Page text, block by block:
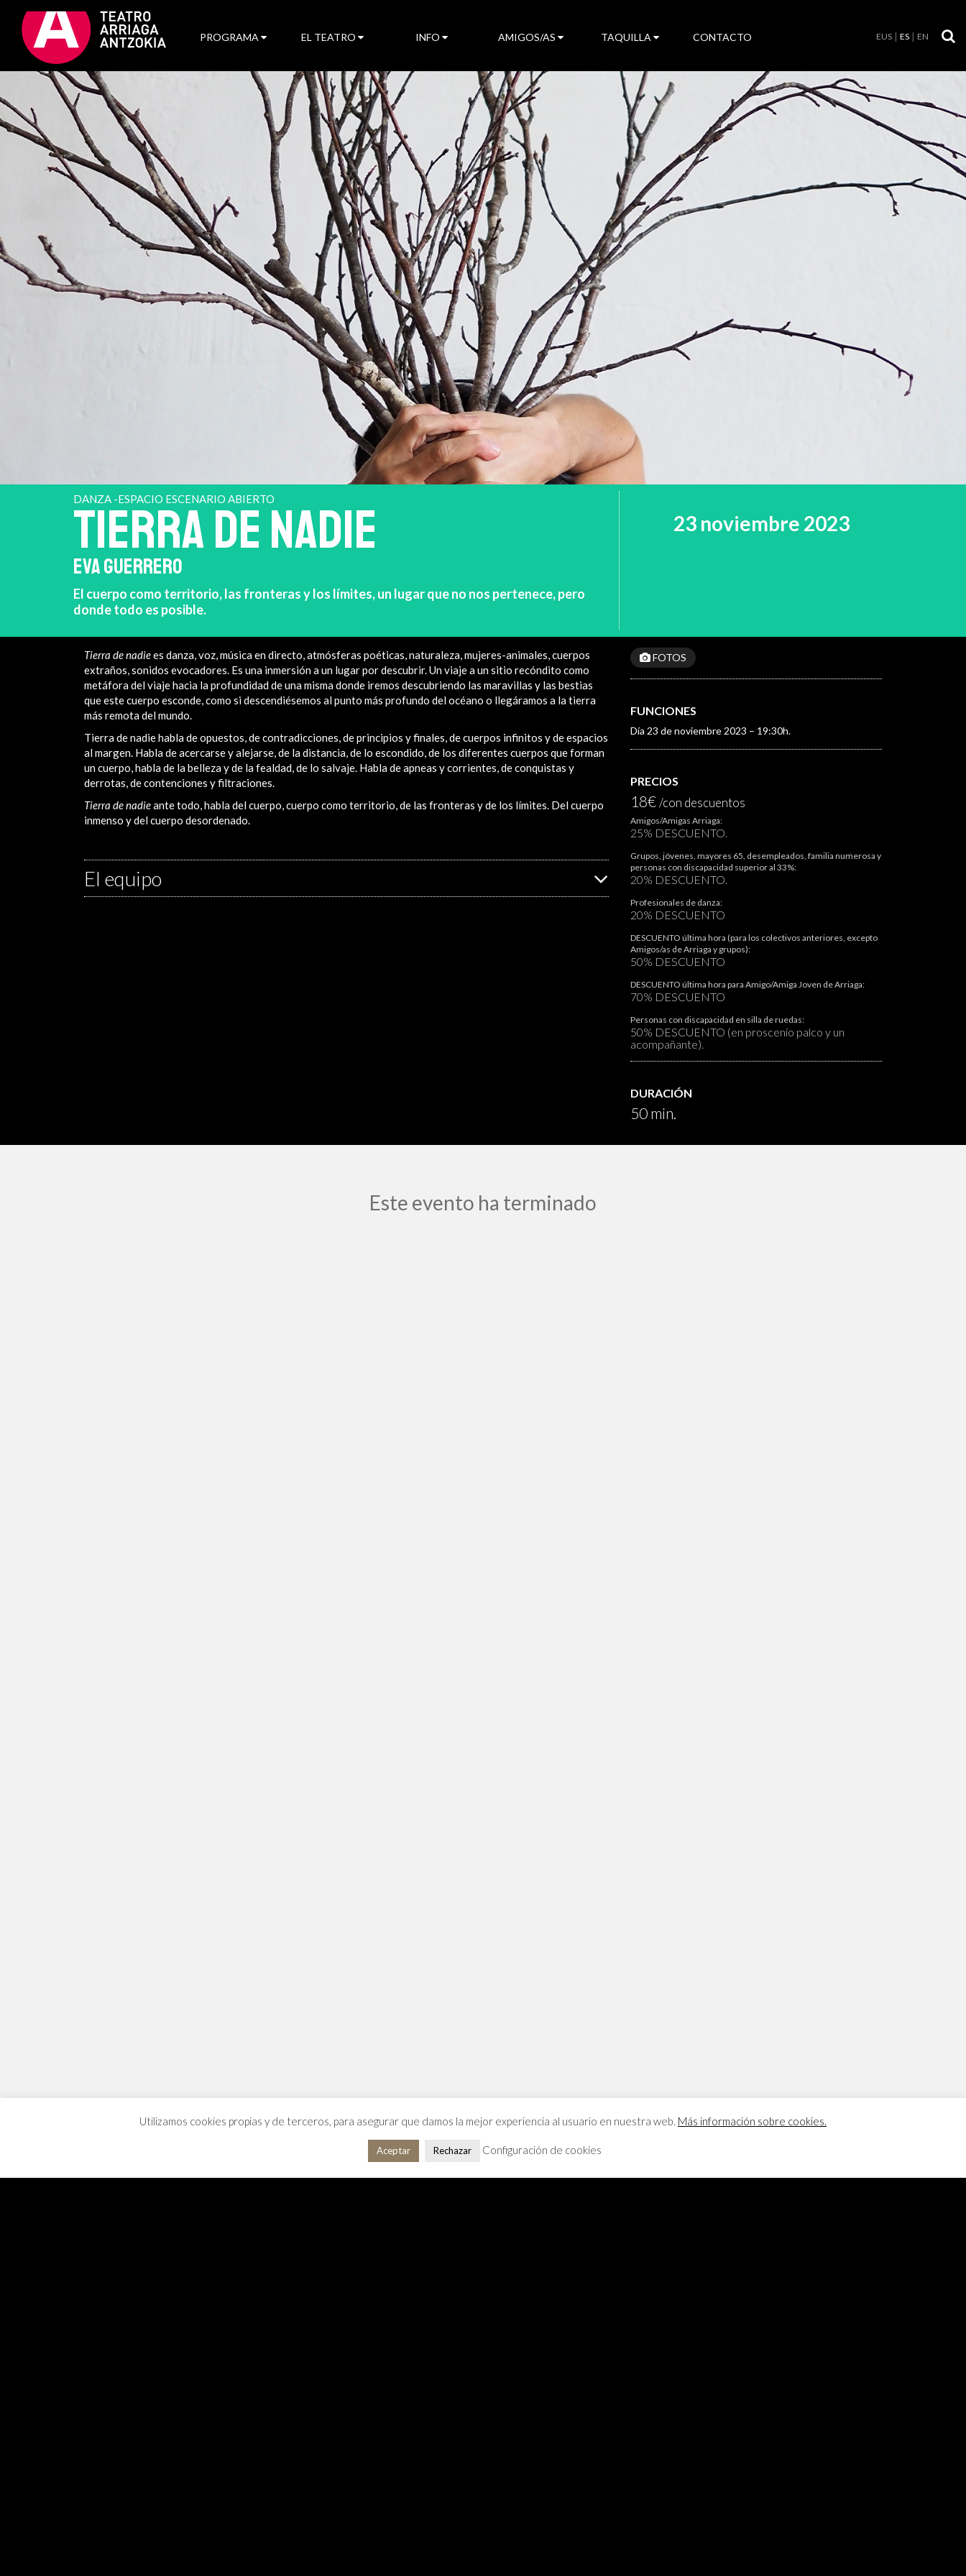
PROGRAMA EL TEATRO INFO AMIGOS/AS TAQUILLA CONTACTO EUS ES EN
DANZA -ESPACIO ESCENARIO ABIERTO
TIERRA DE NADIE
EVA GUERRERO
El cuerpo como territorio, las fronteras y los límites, un lugar que no nos pertenece, pero
donde todo es posible.
23 noviembre 2023
Tierra de nadiees danza, voz, música en directo, atmósferas poéticas, naturaleza, mujeres-animales, cuerpos
extraños, sonidos evocadores. Es una inmersión a un lugar por descubrir. Un viaje a un sitio recóndito como
metáfora del viaje hacia la profundidad de una misma donde iremos descubriendo las maravillas y las bestias
que este cuerpo esconde, como si descendiésemos al punto más profundo del océano o llegáramos a la tierra
más remota del mundo.
Tierra de nadie habla de opuestos, de contradicciones, de principios y finales, de cuerpos infinitos y de espacios
al margen. Habla de acercarse y alejarse, de la distancia, de lo escondido, de los diferentes cuerpos que forman
un cuerpo, habla de la belleza y de la fealdad, de lo salvaje. Habla de apneas y corrientes, de conquistas y
derrotas, de contenciones y filtraciones.
Tierra de nadieante todo, habla del cuerpo, cuerpo como territorio, de las fronteras y de los límites. Del cuerpo
inmenso y del cuerpo desordenado.
El equipo
FOTOS
FUNCIONES
Día 23 de noviembre 2023 – 19:30h.
PRECIOS
18€/con descuentos
Amigos/Amigas Arriaga:
25% DESCUENTO.
Grupos, jóvenes, mayores 65, desempleados, familia numerosa y
personas con discapacidad superior al 33%:
20% DESCUENTO.
Profesionales de danza:
20% DESCUENTO
DESCUENTO última hora (para los colectivos anteriores, excepto
Amigos/as de Arriaga y grupos):
50% DESCUENTO
DESCUENTO última hora para Amigo/Amiga Joven de Arriaga:
70% DESCUENTO
Personas con discapacidad en silla de ruedas:
50% DESCUENTO (en proscenio palco y un
acompañante).
DURACIÓN
50 min.
Este evento ha terminado
Utilizamos cookies propias y de terceros, para asegurar que damos la mejor experiencia al usuario en nuestra web. Más información sobre cookies.
Aceptar Rechazar Configuración de cookies